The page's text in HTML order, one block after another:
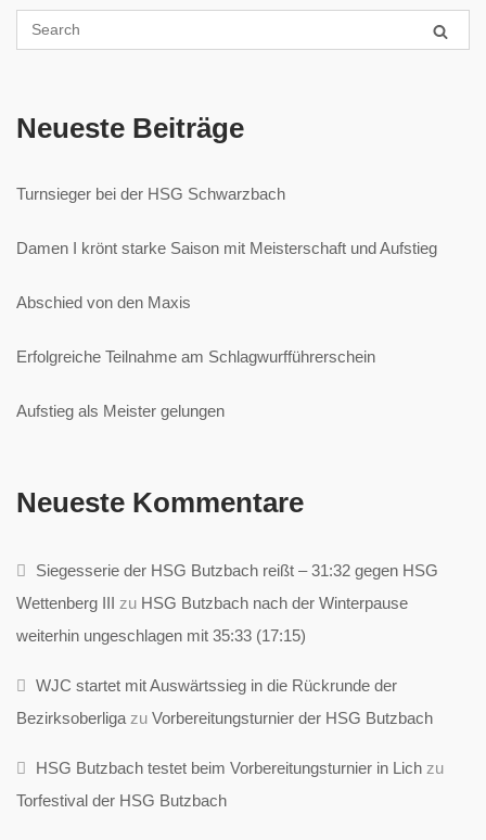
Neueste Beiträge
Turnsieger bei der HSG Schwarzbach
Damen I krönt starke Saison mit Meisterschaft und Aufstieg
Abschied von den Maxis
Erfolgreiche Teilnahme am Schlagwurfführerschein
Aufstieg als Meister gelungen
Neueste Kommentare
Siegesserie der HSG Butzbach reißt – 31:32 gegen HSG
Wettenberg III zu HSG Butzbach nach der Winterpause
weiterhin ungeschlagen mit 35:33 (17:15)
WJC startet mit Auswärtssieg in die Rückrunde der
Bezirksoberliga zu Vorbereitungsturnier der HSG Butzbach
HSG Butzbach testet beim Vorbereitungsturnier in Lich zu
Torfestival der HSG Butzbach